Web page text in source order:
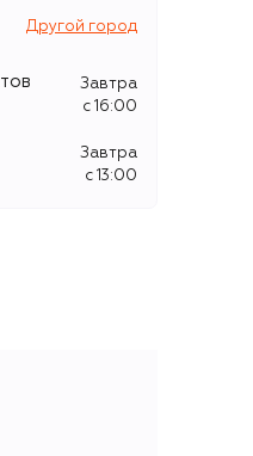
Другой город
Завтра
c 16:00
Завтра
c 13:00